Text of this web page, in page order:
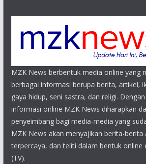
MZK News berbentuk media online yang
berbagai informasi berupa berita, artikel,
gaya hidup, seni sastra, dan religi.
informasi online MZK News diharapkan
penyeimbang bagi media-media yang
MZK News akan menyajikan berita-berita
terpercaya, dan teliti dalam bentuk online
(TV).